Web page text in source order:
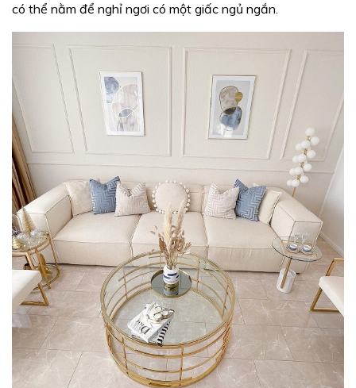
có thể nằm để nghỉ ngơi có một giấc ngủ ngắn.